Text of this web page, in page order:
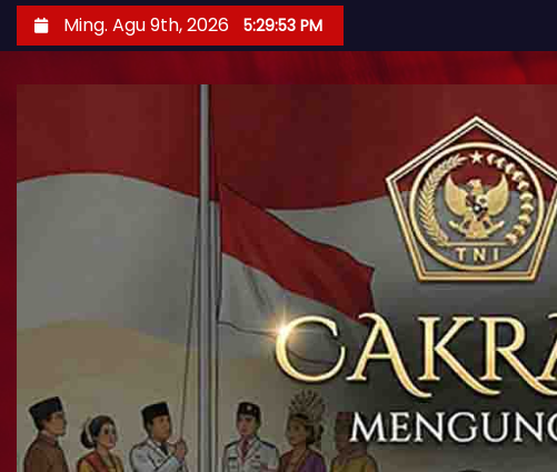
Ming. Agu 9th, 2026 5:29:54 PM